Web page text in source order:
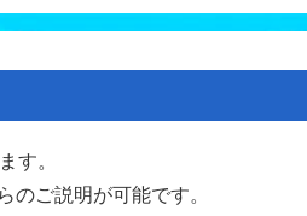
す。
のご説明が可能です。